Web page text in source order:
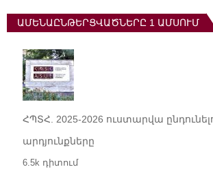
ԱՄԵՆԱԸՆԹԵՐՑՎԱԾՆԵՐԸ 1 ԱՄՍՈՒՄ
ՀՊՏՀ. 2025-2026 ուստարվա
արդյունքները
6.5k դիտում